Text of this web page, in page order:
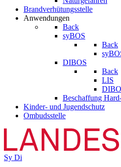
Brandverhütungsstelle
Anwendungen
Back
syBOS
Back
DIBOS
Back
LIS
Beschaffung
Kinder- und Jugendschutz
Ombudsstelle
Sy Di